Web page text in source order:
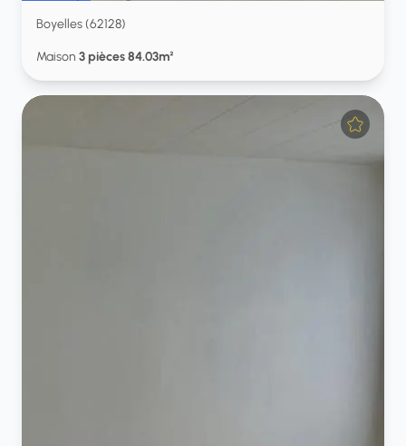
Boyelles (62128)
Maison 3 pièces 84.03m²